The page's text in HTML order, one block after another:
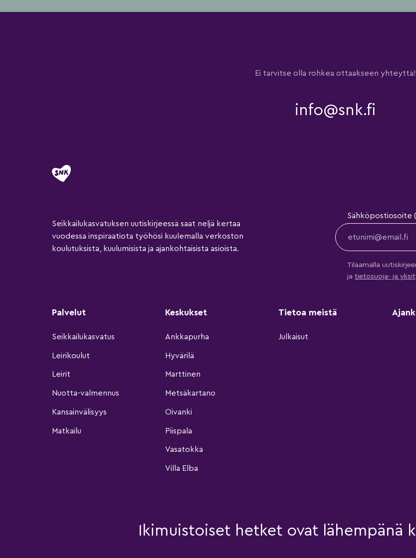
Ei tarvitse olla rohkea ottaakseen yhteyttä!
info@snk.fi
Seikkailukasvatuksen uutiskirjeessä saat neljä kertaa
vuodessa inspiraatiota työhösi kuulemalla verkoston
koulutuksista, kuulumisista ja ajankohtaisista asioista.
Sähköpostiosoite
Tilaamalla
ja tietosuoja- ja
Palvelut
Seikkailukasvatus
Leirikoulut
Leirit
Nuotta-valmennus
Kansainvälisyys
Matkailu
Keskukset
Ankkapurha
Hyvärilä
Marttinen
Metsäkartano
Oivanki
Piispala
Vasatokka
Villa Elba
Tietoa meistä
Julkaisut
Ikimuistoiset hetket ovat lähempänä